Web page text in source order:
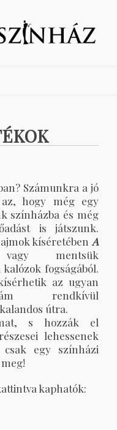
Számunkra a jó
hogy még egy
színházba és még
is játszunk.
kíséretében A
mentsük
fogságából.
az ugyan
rendkívül
útra.
s hozzák el
lehessenek
egy színházi
kaphatók: